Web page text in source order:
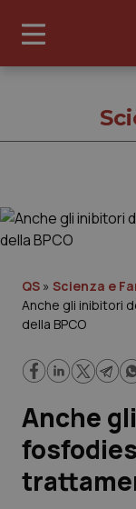
Governo e
Regioni e Asl
Lavoro e
Scienza e
Studi e Analisi
QS » Scienza e
Anche gli inibitori
della BPCO
Anche